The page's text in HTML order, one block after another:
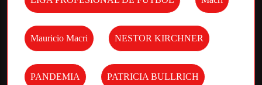
Mauricio Macri NESTOR KIRCHNER
PANDEMIA PATRICIA BULLRICH